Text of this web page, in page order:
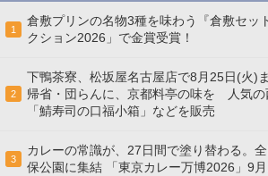
1
倉敷プリンの名物3種を味わう『倉敷セッ
クション2026」で金賞受賞！
2
下鴨茶寮、松坂屋名古屋店で8月25日(火)
帰省・団らんに、京都料亭の味を 人気の
「鯖寿司の口福小箱」などを販売
3
カレーの常識が、27日間で塗り替わる。
保公園に集結 「東京カレー万博2026」9